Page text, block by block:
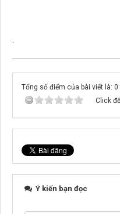
Tổng số điểm của bài viết là:
Click
Ý kiến bạn đọc